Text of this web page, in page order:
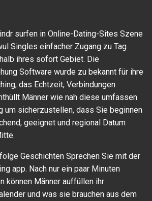
surfen in Online-Dating-Sites Szene
Singles einfacher Zugang zu Tag
ihres sofort Gebiet. Die
Software wurde zu bekannt für ihre
das Echtzeit, Verbindungen
Männer wie nah diese umfassen
um sicherzustellen, dass Sie beginnen
geeignet und regional Datum
Geschichten Sprechen Sie mit der
app. Nach nur ein paar Minuten
können Männer auffüllen ihr
und was sie brauchen aus dem